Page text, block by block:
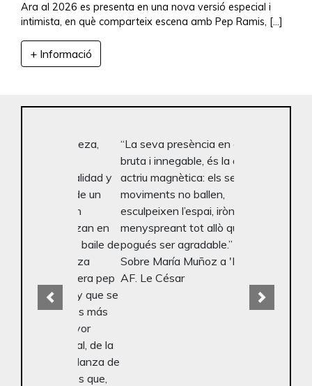
Ara al 2026 es presenta en una nova versió especial i
intimista, en què comparteix escena amb Pep Ramis, […]
+ Informació
“La seva presència en escena,
bruta i innegable, és la d’una
actriu magnètica: els seus
moviments no ballen,
esculpeixen l’espai, irònics,
menyspreant tot allò que
pogués ser agradable.”
Sobre María Muñoz a 'Bach'.
AF. Le César
Previous
*Les fotografies d’aquesta pàgina web són
d’autoria de Jordi Bover, Trstán Pérez-Martín i Mal